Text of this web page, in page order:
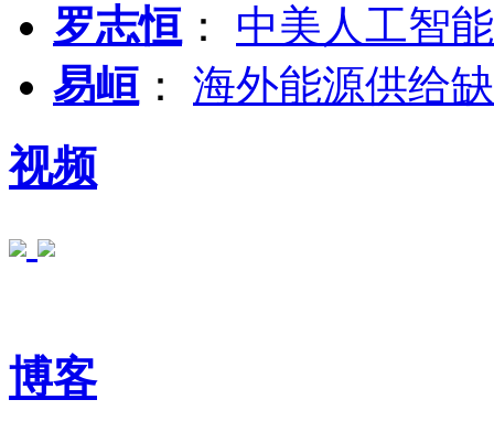
罗志恒 ： 中美人工智
易峘 ： 海外能源供给
视频
博客